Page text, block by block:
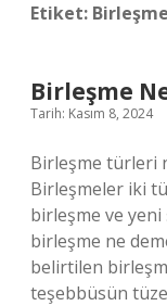
Etiket:
Birleşme
Tarih: Kasım 8, 2024
Birleşme türleri
Birleşmeler iki
birleşme ve
birleşme ne
belirtilen
teşebbüsün